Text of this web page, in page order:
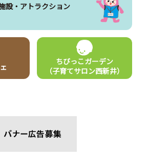
設・アトラクション
ちびっこガーデン
（子育てサロン西新井）